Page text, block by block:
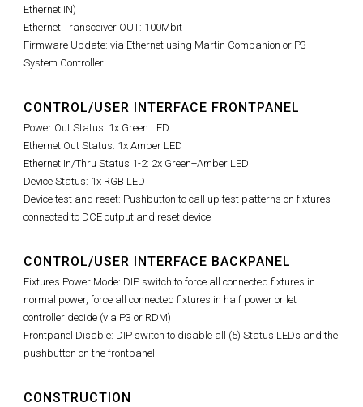
Ethernet IN)
Ethernet Transceiver OUT: 100Mbit
Firmware Update: via Ethernet using Martin Companion or P3
System Controller
CONTROL/USER INTERFACE FRONTPANEL
Power Out Status: 1x Green LED
Ethernet Out Status: 1x Amber LED
Ethernet In/Thru Status 1-2: 2x Green+Amber LED
Device Status: 1x RGB LED
Device test and reset: Pushbutton to call up test patterns on fixtures
connected to DCE output and reset device
CONTROL/USER INTERFACE BACKPANEL
Fixtures Power Mode: DIP switch to force all connected fixtures in
normal power, force all connected fixtures in half power or let
controller decide (via P3 or RDM)
Frontpanel Disable: DIP switch to disable all (5) Status LEDs and the
pushbutton on the frontpanel
CONSTRUCTION